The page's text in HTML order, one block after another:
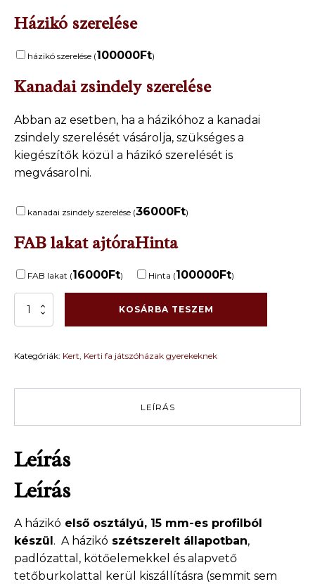
Házikó szerelése
házikó szerelése (100000Ft)
Kanadai zsindely szerelése
Abban az esetben, ha a házikóhoz a kanadai
zsindely szerelését vásárolja, szükséges a
kiegészítők közül a házikó szerelését is
megvásarolni.
kanadai zsindely szerelése (36000Ft)
FAB lakat ajtóra
FAB lakat (16000Ft)
Hinta
Hinta (100000Ft)
MÁRK-
m
KOSÁRBA TESZEM
Kategóriák: Kert, Kerti fa játszóházak gyerekeknek
LEÍRÁS
Leírás
Leírás
A házikó első osztályú, 15 mm-es profilból
készül . A házikó szétszerelt állapotban,
padlózattal, kötőelemekkel és alapvető
tetőburkolattal kerül kiszállításra (semmit sem